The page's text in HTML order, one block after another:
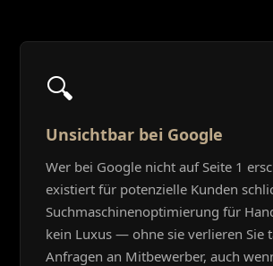
🔍
Unsichtbar bei Google
Wer bei Google nicht auf Seite 1
existiert für potenzielle Kunden
Suchmaschinenoptimierung für
kein Luxus — ohne sie verlieren Sie
Anfragen an Mitbewerber, auch